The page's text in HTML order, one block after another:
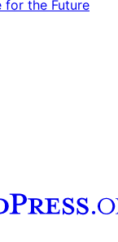
for the Future